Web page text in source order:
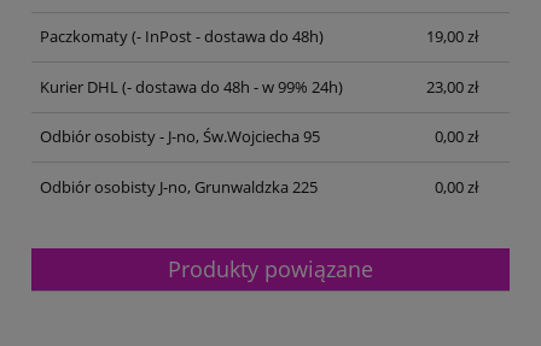
Paczkomaty(- InPost - dostawa do 48h) 19,00 zł
Kurier DHL(- dostawa do 48h - w 99% 24h) 23,00 zł
Odbiór osobisty - J-no, Św.Wojciecha 95 0,00 zł
Odbiór osobisty J-no, Grunwaldzka 225 0,00 zł
Produkty powiązane